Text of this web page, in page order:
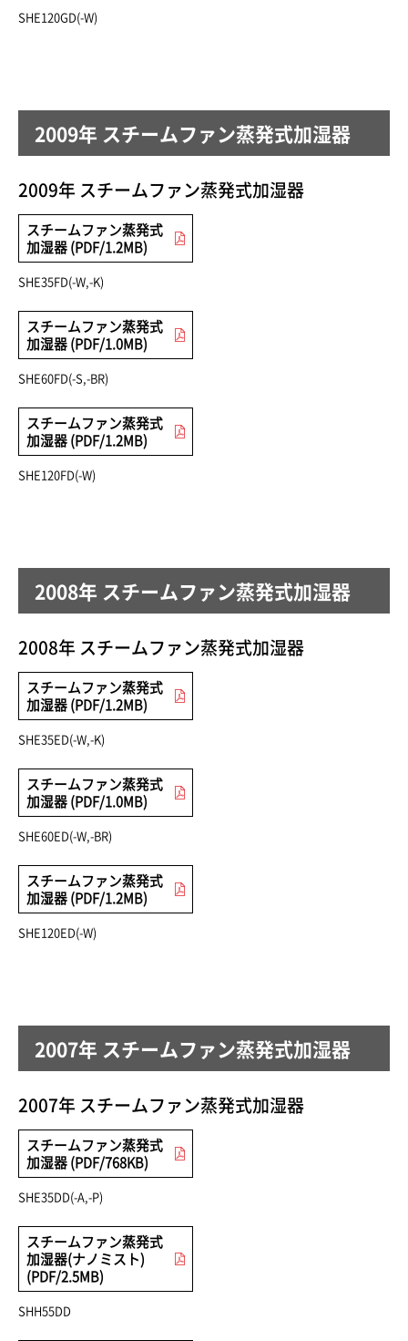
SHE120GD(-W)
2009年 スチームファン蒸発式加湿器
2009年 スチームファン蒸発式加湿器
スチームファン蒸発式
加湿器 (PDF/1.2MB)
SHE35FD(-W,-K)
スチームファン蒸発式
加湿器 (PDF/1.0MB)
SHE60FD(-S,-BR)
スチームファン蒸発式
加湿器 (PDF/1.2MB)
SHE120FD(-W)
2008年 スチームファン蒸発式加湿器
2008年 スチームファン蒸発式加湿器
スチームファン蒸発式
加湿器 (PDF/1.2MB)
SHE35ED(-W,-K)
スチームファン蒸発式
加湿器 (PDF/1.0MB)
SHE60ED(-W,-BR)
スチームファン蒸発式
加湿器 (PDF/1.2MB)
SHE120ED(-W)
2007年 スチームファン蒸発式加湿器
2007年 スチームファン蒸発式加湿器
スチームファン蒸発式
加湿器 (PDF/768KB)
SHE35DD(-A,-P)
スチームファン蒸発式
加湿器(ナノミスト)
(PDF/2.5MB)
SHH55DD